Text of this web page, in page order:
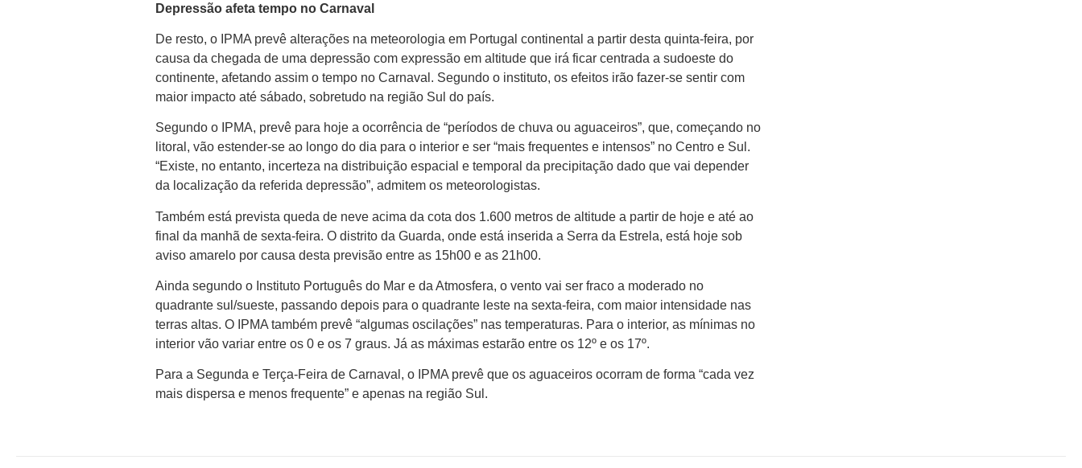
Depressão afeta tempo no Carnaval
De resto, o IPMA prevê alterações na meteorologia em Portugal continental a partir desta quinta-feira, por
causa da chegada de uma depressão com expressão em altitude que irá ficar centrada a sudoeste do
continente, afetando assim o tempo no Carnaval. Segundo o instituto, os efeitos irão fazer-se sentir com
maior impacto até sábado, sobretudo na região Sul do país.
Segundo o IPMA, prevê para hoje a ocorrência de “períodos de chuva ou aguaceiros”, que, começando no
litoral, vão estender-se ao longo do dia para o interior e ser “mais frequentes e intensos” no Centro e Sul.
“Existe, no entanto, incerteza na distribuição espacial e temporal da precipitação dado que vai depender
da localização da referida depressão”, admitem os meteorologistas.
Também está prevista queda de neve acima da cota dos 1.600 metros de altitude a partir de hoje e até ao
final da manhã de sexta-feira. O distrito da Guarda, onde está inserida a Serra da Estrela, está hoje sob
aviso amarelo por causa desta previsão entre as 15h00 e as 21h00.
Ainda segundo o Instituto Português do Mar e da Atmosfera, o vento vai ser fraco a moderado no
quadrante sul/sueste, passando depois para o quadrante leste na sexta-feira, com maior intensidade nas
terras altas. O IPMA também prevê “algumas oscilações” nas temperaturas. Para o interior, as mínimas no
interior vão variar entre os 0 e os 7 graus. Já as máximas estarão entre os 12º e os 17º.
Para a Segunda e Terça-Feira de Carnaval, o IPMA prevê que os aguaceiros ocorram de forma “cada vez
mais dispersa e menos frequente” e apenas na região Sul.